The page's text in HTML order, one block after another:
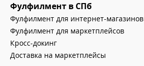
Фулфилмент в СПб
Фулфилмент для интернет-магазинов
Фулфилмент для маркетплейсов
Кросс-докинг
Доставка на маркетплейсы